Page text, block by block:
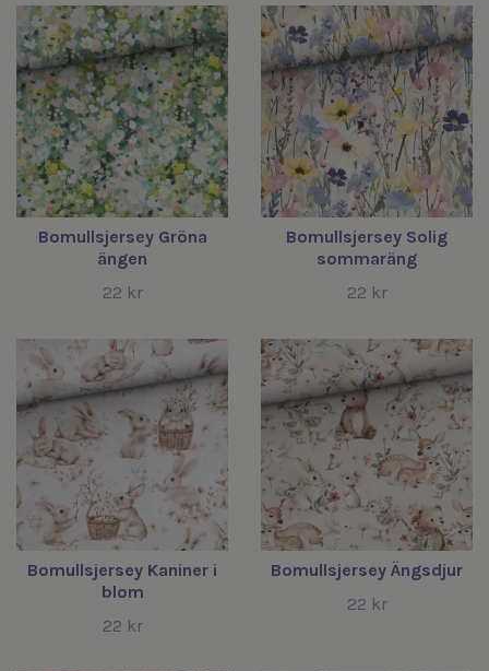
Bomullsjersey Gröna
ängen
22 kr
Bomullsjersey Solig
sommaräng
22 kr
Bomullsjersey Kaniner i
blom
22 kr
Bomullsjersey Ängsdjur
22 kr